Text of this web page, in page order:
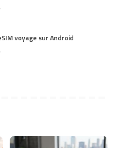
voyage sur Android